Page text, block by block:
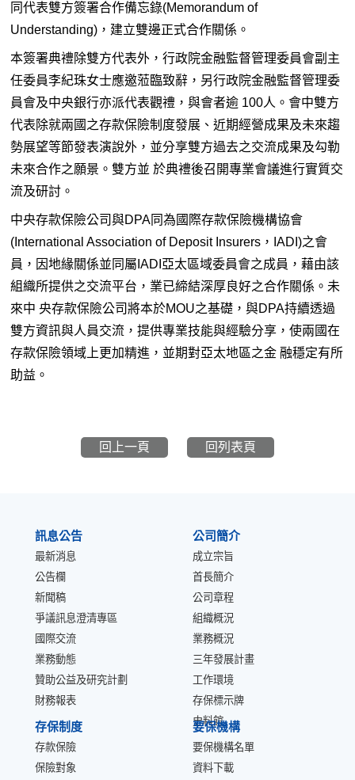
同代表雙方簽署合作備忘錄(Memorandum of
Understanding)，建立雙邊正式合作關係。
本簽署典禮除雙方代表外，行政院金融監督管理委員會副主
任委員李紀珠女士應邀蒞臨致辭，另行政院金融監督管理委
員會及中央銀行亦派代表觀禮，與會者逾 100人。會中雙方
代表除就兩國之存款保險制度發展、近期經營成果及未來趨
勢展望等節發表演說外，並分享雙方過去之交流成果及勾勒
未來合作之願景。雙方並 於典禮後召開專業會議進行實質交
流及研討。
中央存款保險公司與DPA同為國際存款保險機構協會
(International Association of Deposit Insurers，IADI)之會
員，因地緣關係並同屬IADI亞太區域委員會之成員，藉由該
組織所提供之交流平台，業已締結深厚良好之合作關係。未
來中 央存款保險公司將本於MOU之基礎，與DPA持續透過
雙方資訊與人員交流，提供專業技能與經驗分享，使兩國在
存款保險領域上更加精進，並期對亞太地區之金 融穩定有所
助益。
回上一頁 回列表頁
訊息公告
最新消息
公告欄
新聞稿
爭議訊息澄清專區
國際交流
業務動態
贊助公益及研究計劃
財務報表
公司簡介
成立宗旨
首長簡介
公司章程
組織概況
業務概況
三年發展計畫
工作環境
存保標示牌
史料館
存保制度
存款保險
保險對象
要保機構
要保機構名單
資料下載